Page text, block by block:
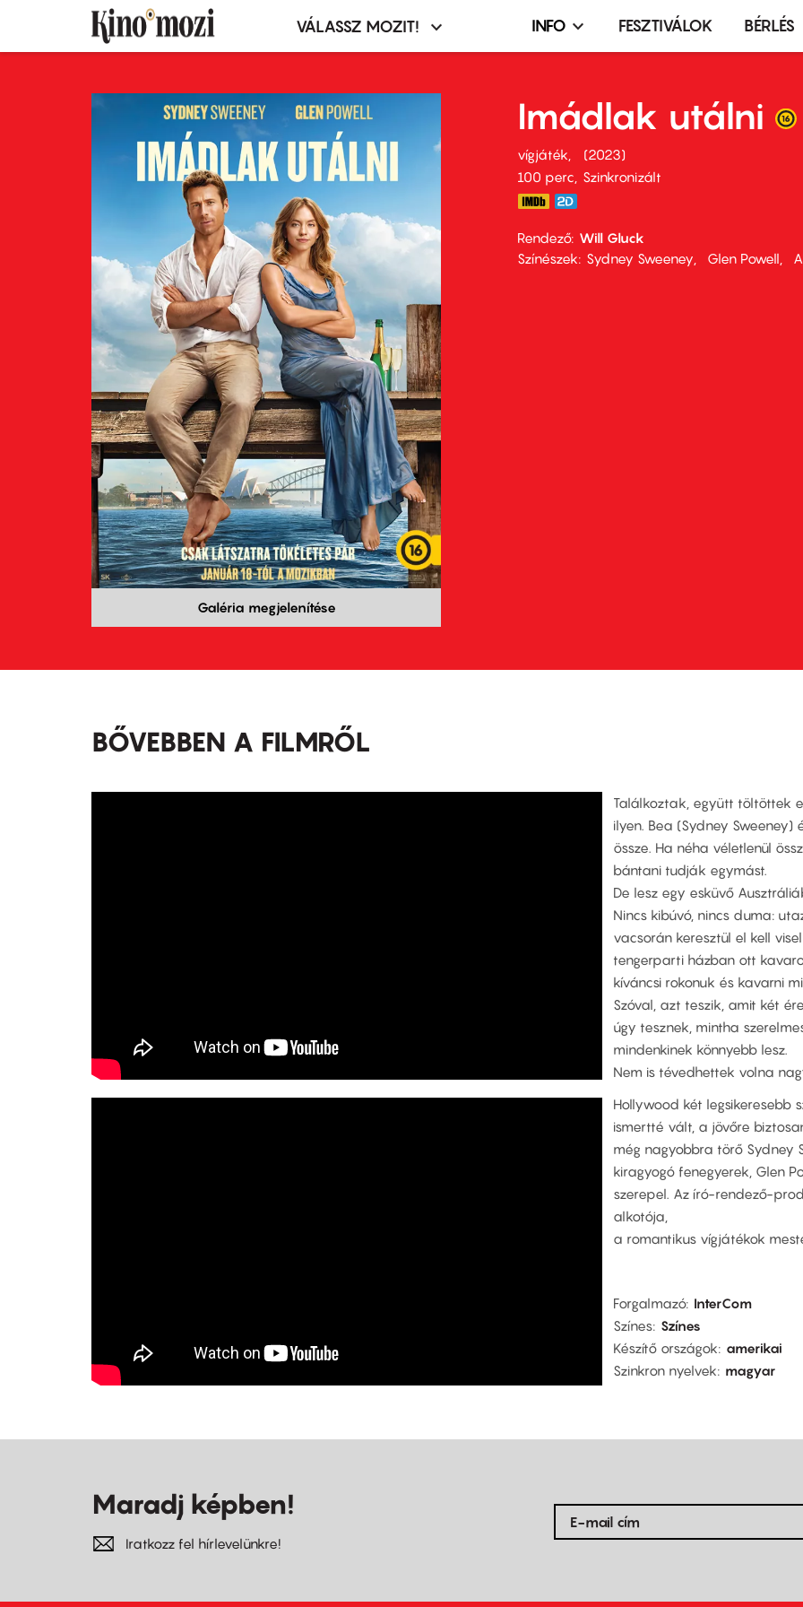
Moziválasztó
VÁLASSZ MOZIT!
Infó,
terembérlés
menü
INFO FESZTIVÁLOK BÉRLÉS
Galéria megjelenítése
Imádlak utálni
vígjáték
2023
100 perc,
Szinkronizált
Rendező Will Gluck
Színészek
Sydney Sweeney Glen Powell
BŐVEBBEN A FILMRŐL
Találkoztak, együtt töltöttek
ilyen. Bea (Sydney Sweeney)
össze. Ha néha véletlenül
bántani tudják egymást.
De lesz egy esküvő
Nincs kibúvó, nincs duma:
vacsorán keresztül el kell
tengerparti házban ott
kíváncsi rokonuk és kavarni
Szóval, azt teszik, amit két
úgy tesznek, mintha
mindenkinek könnyebb lesz.
Nem is tévedhettek volna
Hollywood két legsikeresebb
ismertté vált, a jövőre
még nagyobbra törő Sydney
kiragyogó fenegyerek, Glen
szerepel. Az író-rendező-
alkotója,
a romantikus vígjátékok
Forgalmazó InterCom
Színes Színes
Készítő országok
amerikai
Szinkron nyelvek
magyar
Maradj képben!
Iratkozz fel hírlevelünkre!